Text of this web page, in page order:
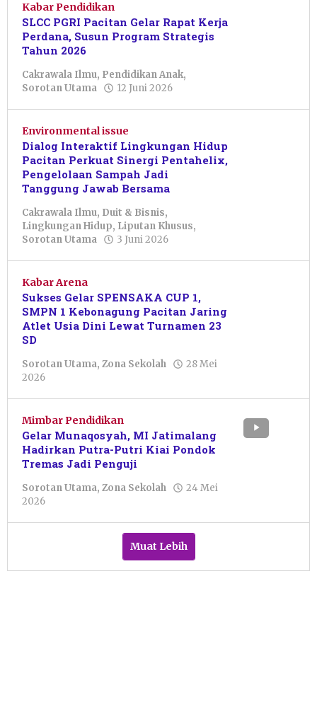
Kabar Pendidikan
SLCC PGRI Pacitan Gelar Rapat Kerja
Perdana, Susun Program Strategis
Tahun 2026
Cakrawala Ilmu, Pendidikan Anak,
Sorotan Utama
12 Juni 2026
Azizah
Environmental issue
Dialog Interaktif Lingkungan Hidup
Pacitan Perkuat Sinergi Pentahelix,
Pengelolaan Sampah Jadi
Tanggung Jawab Bersama
Cakrawala Ilmu, Duit & Bisnis,
Lingkungan Hidup, Liputan Khusus,
Sorotan Utama
3 Juni 2026
Azizah
Kabar Arena
Sukses Gelar SPENSAKA CUP 1,
SMPN 1 Kebonagung Pacitan Jaring
Atlet Usia Dini Lewat Turnamen 23
SD
Sorotan Utama, Zona Sekolah
28 Mei
2026
Shalahuddin
Mimbar Pendidikan
Gelar Munaqosyah, MI Jatimalang
Hadirkan Putra-Putri Kiai Pondok
Tremas Jadi Penguji
Sorotan Utama, Zona Sekolah
24 Mei
2026
Wulandari
Muat Lebih